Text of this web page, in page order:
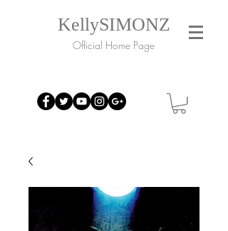
KellySIMONZ
Official Home Page